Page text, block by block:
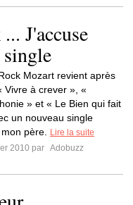
J'accuse
Mozart revient après
Vivre à crever », «
» et « Le Bien qui fait
un nouveau single
père.
Lire la suite
2010 par Adobuzz